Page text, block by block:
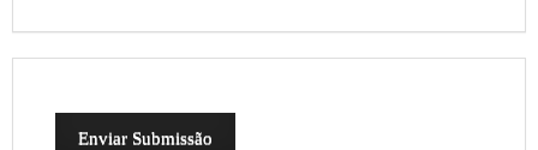
Enviar Submissão